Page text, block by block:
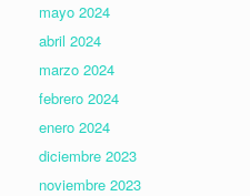
mayo 2024
abril 2024
marzo 2024
febrero 2024
enero 2024
diciembre 2023
noviembre 2023